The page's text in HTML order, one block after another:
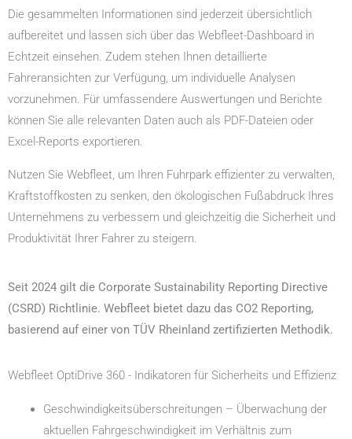
Die gesammelten Informationen sind jederzeit übersichtlich
aufbereitet und lassen sich über das Webfleet-Dashboard in
Echtzeit einsehen. Zudem stehen Ihnen detaillierte
Fahreransichten zur Verfügung, um individuelle Analysen
vorzunehmen. Für umfassendere Auswertungen und Berichte
können Sie alle relevanten Daten auch als PDF-Dateien oder
Excel-Reports exportieren.
Nutzen Sie Webfleet, um Ihren Fuhrpark effizienter zu verwalten,
Kraftstoffkosten zu senken, den ökologischen Fußabdruck Ihres
Unternehmens zu verbessern und gleichzeitig die Sicherheit und
Produktivität Ihrer Fahrer zu steigern.
Seit 2024 gilt die Corporate Sustainability Reporting Directive
(CSRD) Richtlinie. Webfleet bietet dazu das CO2 Reporting,
basierend auf einer von TÜV Rheinland zertifizierten Methodik.
Webfleet OptiDrive 360 - Indikatoren für Sicherheits und Effizienz
Geschwindigkeitsüberschreitungen – Überwachung der
aktuellen Fahrgeschwindigkeit im Verhältnis zum